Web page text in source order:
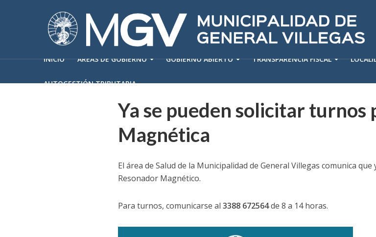
INICIO ÁREAS DE GOBIERNO GOBIERNO ABIERTO TRANSPARENCIA FISCAL
AUTOGESTIÓN TRIBUTARIA
Ya se pueden solicitar turnos
Magnética
El área de Salud de la Municipalidad de General Villegas comunica
Resonador Magnético.
Para turnos, comunicarse al 3388 672564de 8 a 14 horas.